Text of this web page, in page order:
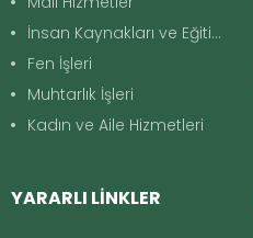
İnsan Kaynakları ve Eğitim
Fen İşleri
Muhtarlık İşleri
Kadın ve Aile Hizmetleri
YARARLI LİNKLER